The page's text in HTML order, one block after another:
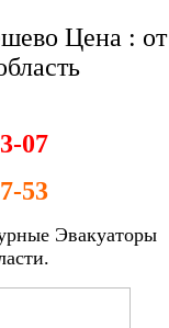
Цена : от
07
53
Эвакуаторы